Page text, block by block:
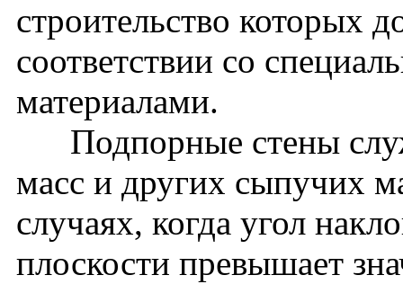
строительство которых
соответствии со
материалами.
Подпорные стены
масс и других сыпучих
случаях, когда угол
плоскости превышает